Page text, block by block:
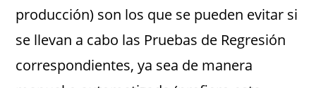
producción) son los que se pueden evitar si
se llevan a cabo las Pruebas de Regresión
correspondientes, ya sea de manera